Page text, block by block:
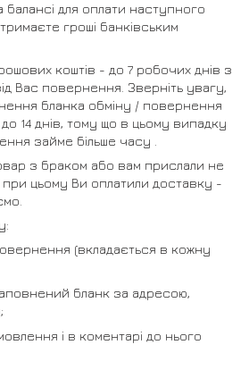
балансі для оплати наступного
гроші банківським
коштів - до 7 робочих днів з
Вас повернення. Зверніть увагу,
бланка обміну / повернення
14 днів, тому що в цьому випадку
займе більше часу .
з браком або вам прислали не
при цьому Ви оплатили доставку -
(вкладається в кожну
бланк за адресою,
і в коментарі до нього